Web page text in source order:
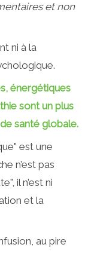
et non
ni à la
énergétiques
sont un plus
santé globale.
est une
n’est pas
il n’est ni
et la
au pire